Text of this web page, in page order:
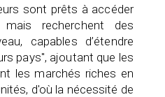
sont prêts à accéder
recherchent des
capables d’étendre
pays", ajoutant que les
les marchés riches en
d'où la nécessité de